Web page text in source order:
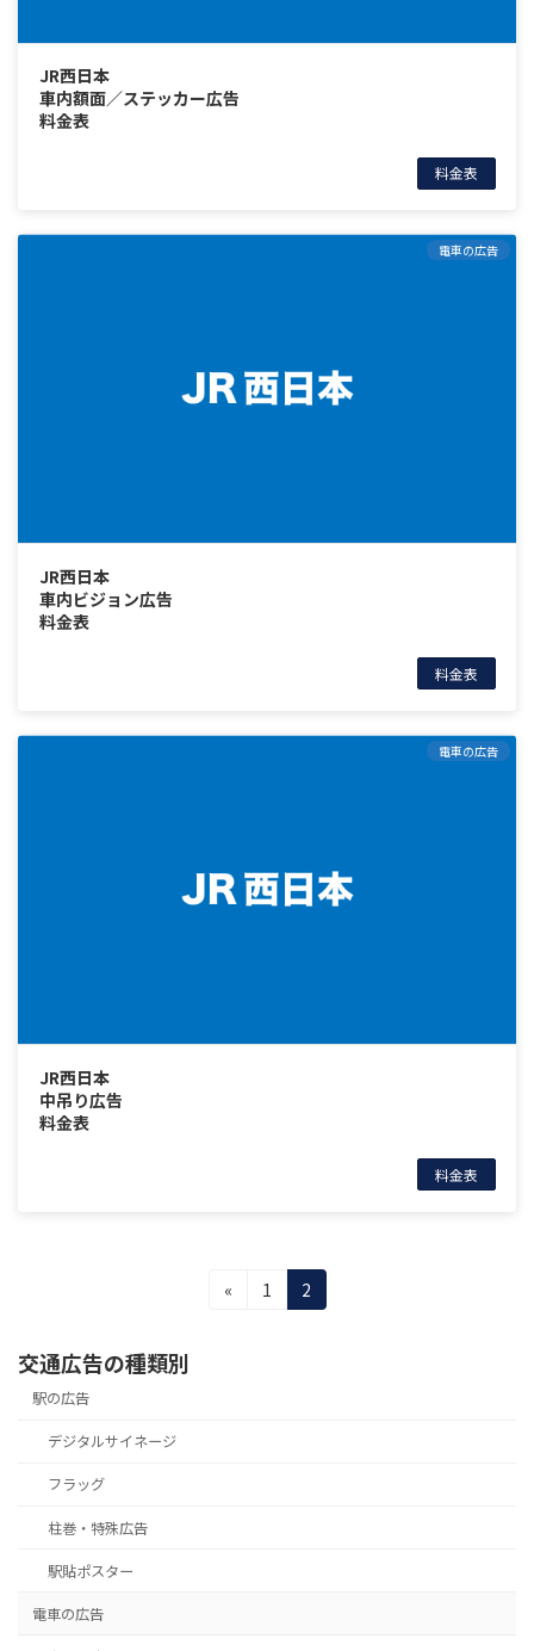
JR西日本
車内額面／ステッカー広告
料金表
料金表
電車の広告
JR西日本
車内ビジョン広告
料金表
料金表
電車の広告
JR西日本
中吊り広告
料金表
料金表
の
ペ
«
固1
固
定
2
交通広告の種類別
駅の広告
デジタルサイネージ
フラッグ
柱巻・特殊広告
駅貼ポスター
電車の広告